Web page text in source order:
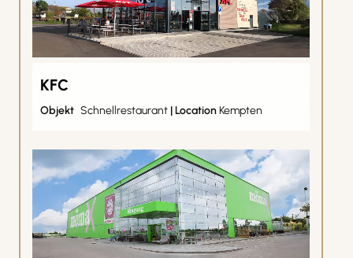
KFC
Objekt Schnellrestaurant |LocationKempten